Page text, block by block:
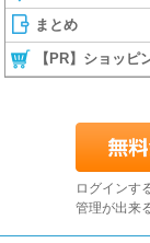
まとめ
【PR】ショッピ
ログインす
管理が出来